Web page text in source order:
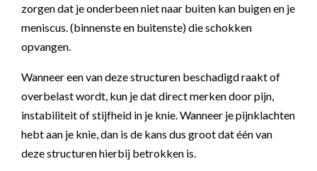
zorgen dat je onderbeen niet naar buiten kan buigen en je
meniscus. (binnenste en buitenste) die schokken
opvangen.
Wanneer een van deze structuren beschadigd raakt of
overbelast wordt, kun je dat direct merken door pijn,
instabiliteit of stijfheid in je knie. Wanneer je pijnklachten
hebt aan je knie, dan is de kans dus groot dat één van
deze structuren hierbij betrokken is.